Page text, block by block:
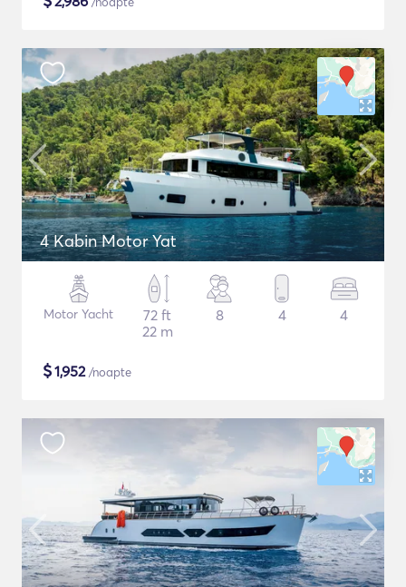
4 Kabin Motor Yat
Motor Yacht
72 ft
22 m
8 4 4
$1,952/noapte